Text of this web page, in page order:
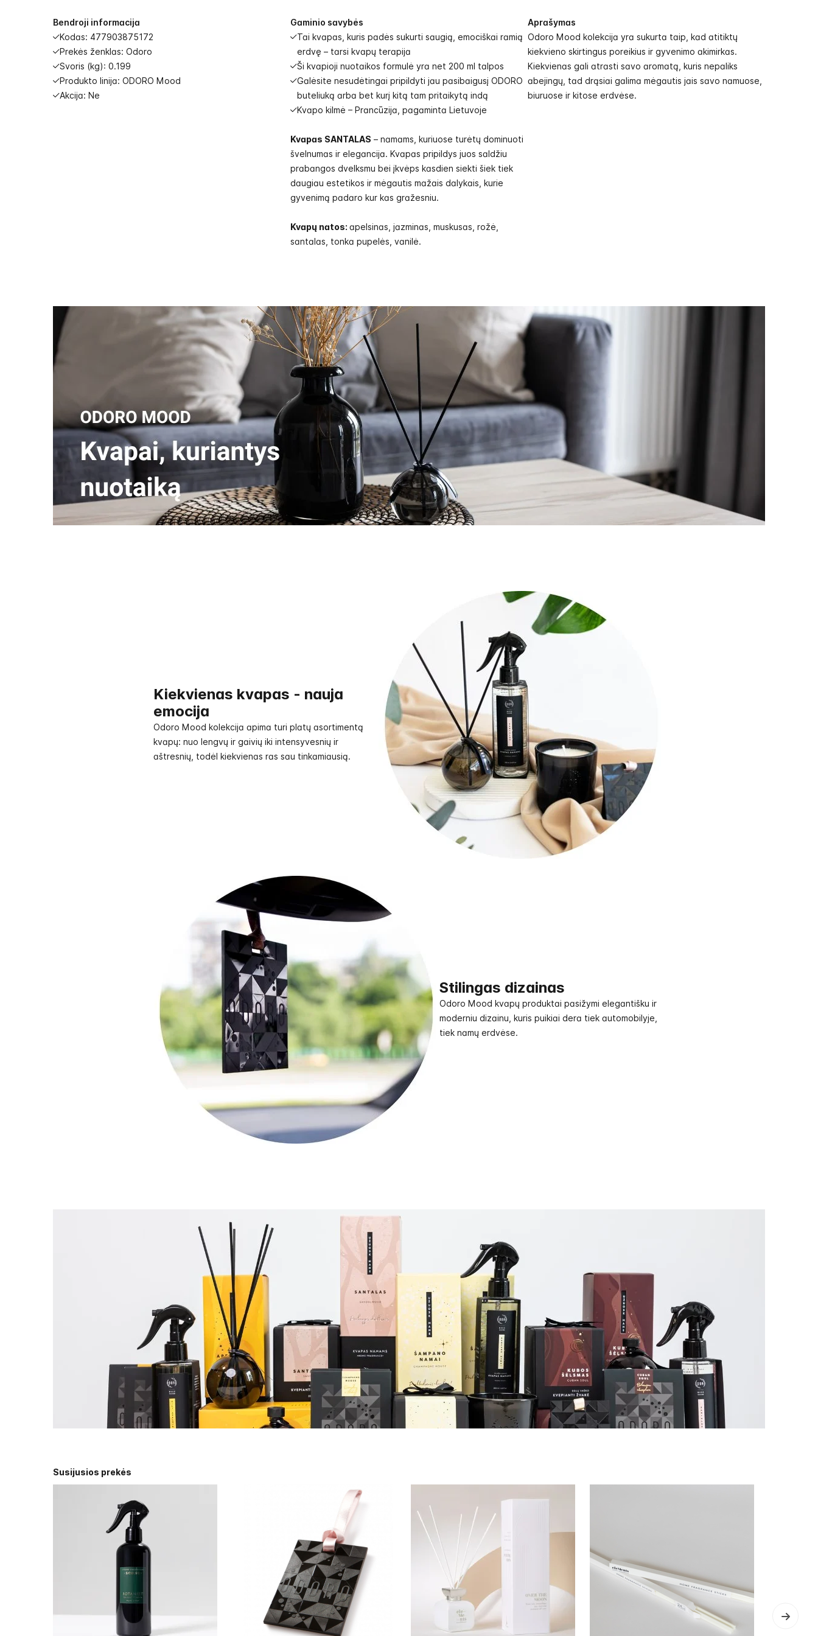
gallery
Bendroji informacija
Kodas: 477903875172
Prekės ženklas: Odoro
Svoris (kg): 0.199
Produkto linija: ODORO Mood
Akcija: Ne
Gaminio savybės
Tai kvapas, kuris padės sukurti saugią, emociškai ramią
erdvę – tarsi kvapų terapija
Ši kvapioji nuotaikos formulė yra net 200 ml talpos
Galėsite nesudėtingai pripildyti jau pasibaigusį ODORO
buteliuką arba bet kurį kitą tam pritaikytą indą
Kvapo kilmė – Prancūzija, pagaminta Lietuvoje
Kvapas SANTALAS – namams, kuriuose turėtų dominuoti
švelnumas ir elegancija. Kvapas pripildys juos saldžiu
prabangos dvelksmu bei įkvėps kasdien siekti šiek tiek
daugiau estetikos ir mėgautis mažais dalykais, kurie
gyvenimą padaro kur kas gražesniu.
Kvapų natos: apelsinas, jazminas, muskusas, rožė,
santalas, tonka pupelės, vanilė.
Aprašymas
Odoro Mood kolekcija yra sukurta taip, kad atitiktų
kiekvieno skirtingus poreikius ir gyvenimo akimirkas.
Kiekvienas gali atrasti savo aromatą, kuris nepaliks
abejingų, tad drąsiai galima mėgautis jais savo namuose,
biuruose ir kitose erdvėse.
Kiekvienas kvapas - nauja
emocija
Odoro Mood kolekcija apima turi platų asortimentą
kvapų: nuo lengvų ir gaivių iki intensyvesnių ir
aštresnių, todėl kiekvienas ras sau tinkamiausią.
Stilingas dizainas
Odoro Mood kvapų produktai pasižymi elegantišku ir
moderniu dizainu, kuris puikiai dera tiek automobilyje,
tiek namų erdvėse.
Susijusios prekės